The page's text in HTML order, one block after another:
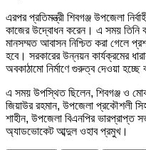
এরপর প্রতিমন্ত্রী শিবগঞ্জ উপজেলা
কাজের উদ্বোধন করেন। এ সময় তিনি
মানসম্মত আবাসন নিশ্চিত করা গেলে
হবে। সরকারের উন্নয়ন কার্যক্রমের
অবকাঠামো নির্মাণে গুরুত্ব দেওয়া
এ সময় উপস্থিত ছিলেন, শিবগঞ্জ ও
জিয়াউর রহমান, উপজেলা প্রকৌশলী
শাহীন, উপজেলা বিএনপির ভারপ্রাপ্ত
অ্যাডভোকেট আব্দুল ওহাব প্রমুখ।